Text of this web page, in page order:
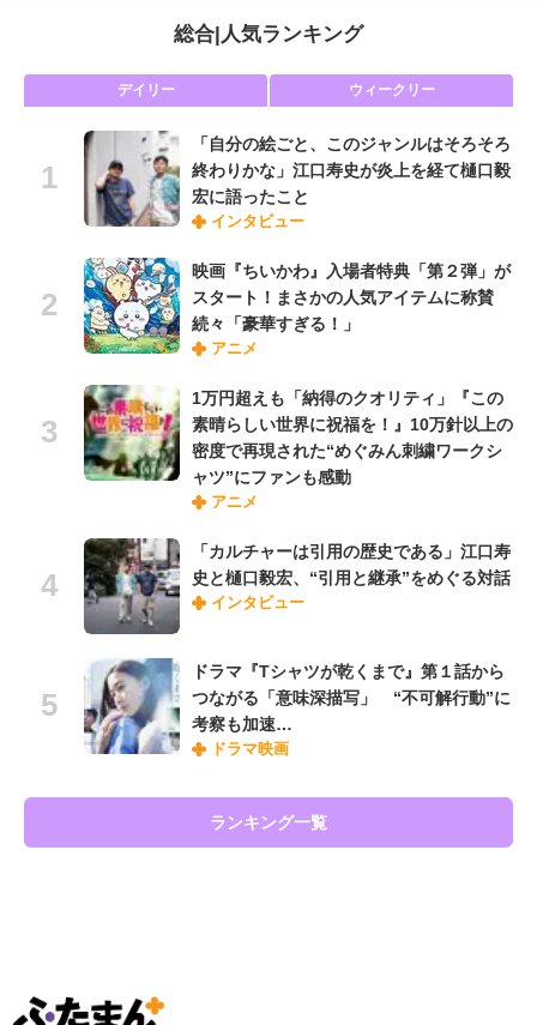
総合 人気ランキング
デイリー ウィークリー
「自分の絵ごと、このジャンルはそろそろ
終わりかな」江口寿史が炎上を経て樋口毅
宏に語ったこと
インタビュー
映画『ちいかわ』入場者特典「第２弾」が
スタート！まさかの人気アイテムに称賛
続々「豪華すぎる！」
アニメ
1万円超えも「納得のクオリティ」『この
素晴らしい世界に祝福を！』10万針以上の
密度で再現された“めぐみん刺繍ワークシ
ャツ”にファンも感動
アニメ
「カルチャーは引用の歴史である」江口寿
史と樋口毅宏、“引用と継承”をめぐる対話
インタビュー
ドラマ『Tシャツが乾くまで』第１話から
つながる「意味深描写」 “不可解行動”に
考察も加速…
ドラマ映画
ランキング一覧